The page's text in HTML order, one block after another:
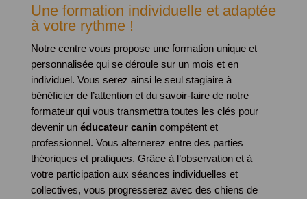
Une formation individuelle et adaptée
à votre rythme !
Notre centre vous propose une formation unique et
personnalisée qui se déroule sur un mois et en
individuel. Vous serez ainsi le seul stagiaire à
bénéficier de l’attention et du savoir-faire de notre
formateur qui vous transmettra toutes les clés pour
devenir un éducateur canincompétent et
professionnel. Vous alternerez entre des parties
théoriques et pratiques. Grâce à l’observation et à
votre participation aux séances individuelles et
collectives, vous progresserez avec des chiens de